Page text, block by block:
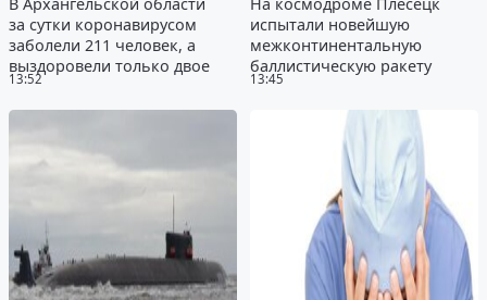
13:52
за сутки коронавирусом
заболели 211 человек, а
выздоровели только двое
13:45
испытали новейшую
межконтинентальную
баллистическую ракету